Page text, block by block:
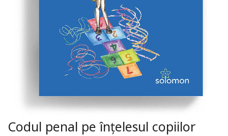
Codul penal pe înțelesul copiilor